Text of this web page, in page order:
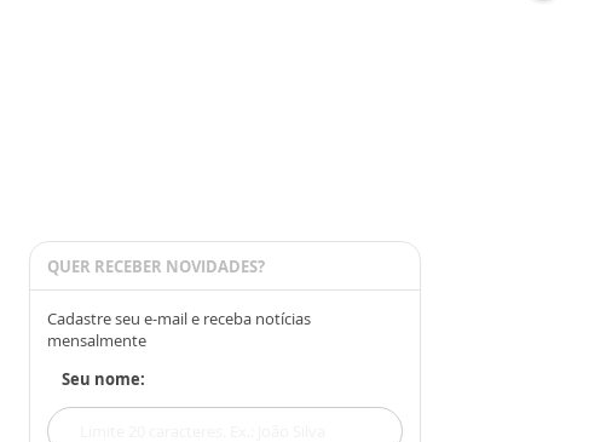
QUER RECEBER NOVIDADES?
Cadastre seu e-mail e receba notícias
mensalmente
Seu nome: